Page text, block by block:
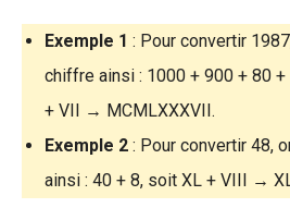
Exemple 1 : Pour convertir
chiffre ainsi : 1000 + 900 + 80
+ VII → MCMLXXXVII.
Exemple 2 : Pour convertir 48,
ainsi : 40 + 8, soit XL + VIII →